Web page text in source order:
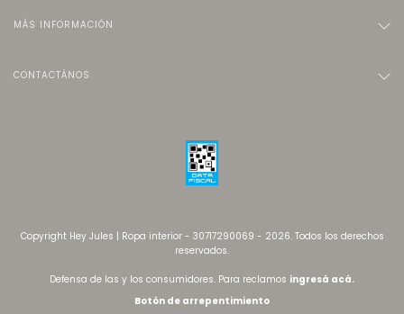
MÁS INFORMACIÓN
CONTACTÁNOS
Copyright Hey Jules | Ropa interior - 30717290069 - 2026. Todos los derechos
reservados.
Defensa de las y los consumidores. Para reclamos ingresá acá.
Botón de arrepentimiento